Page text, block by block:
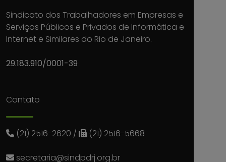
Sindicato dos Trabalhadores em Empresas e
Serviços Públicos e Privados de Informática e
Internet e Similares do Rio de Janeiro.
29.183.910/0001-39
Contato
(21) 2516-2620 / (21) 2516-5668
secretaria@sindpdrj.org.br